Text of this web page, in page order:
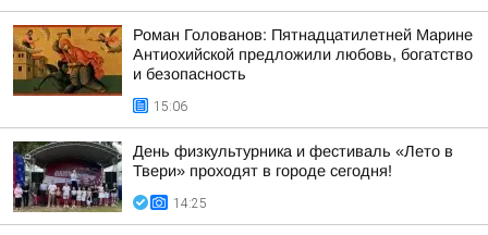
Роман Голованов: Пятнадцатилетней Марине
Антиохийской предложили любовь, богатство
и безопасность
15:06
День физкультурника и фестиваль «Лето в
Твери» проходят в городе сегодня!
14:25